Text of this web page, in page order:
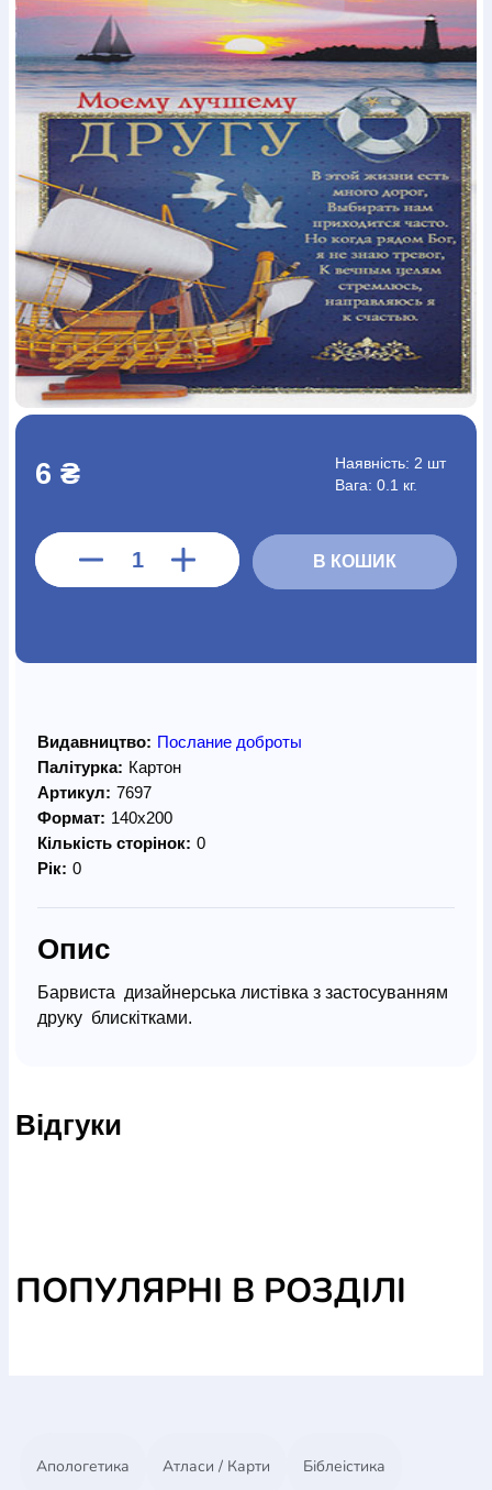
Богослов`яШлюб і сім`яЮдаїзм
Супутні товари
ПеріодикаАудіоРучки кульковіВідеоГалантерея
Закладки для книгФутболкиБрелокиСумкиБіжутерія
БлокнотиЩоденники / щотижневикиВироби з дерева
Вироби з кераміки і глиниВироби з сріблаКартини
Навчальні мапи
Шкіряні виробиМагніти Металеві
вироби Міні-лампи Наклейки Настільні ігриПакети
подарунковіПлакатиПластмасові виробиХустки
Подарункові карткиРозвиваючі ігриРепринтиСвічки
ЗошитиФотокартини Чохли на БибліїГоловні убори
КалендаріКанцелярскі товариКомп`ютерні ігри
ЛистівкиСувенирна продукціяГодинникиПазли
Книга в комплекті
За додатковою інформацією дзвоніть за номером:
+38
(097) 880-6379
Ми у Facebook
6 ₴ Наявність: 2 шт
Вага: 0.1 кг.
В КОШИК
Видавництво: Послание доброты
Палітурка: Картон
Артикул: 7697
Формат: 140х200
Кількість сторінок: 0
Рік: 0
Опис
Барвиста дизайнерська листівка з застосуванням
друку блискітками.
Відгуки
ПОПУЛЯРНІ В РОЗДІЛІ
Апологетика Атласи / Карти Біблеістика